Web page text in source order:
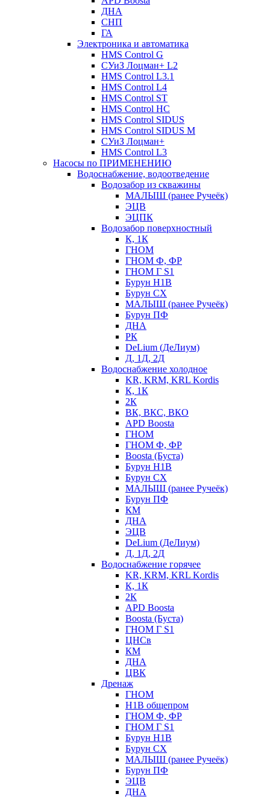
ДНА
СНП
ГА
Электроника и автоматика
HMS Control G
СУиЗ Лоцман+ L2
HMS Control L3.1
HMS Control L4
HMS Control ST
HMS Control HC
HMS Control SIDUS
HMS Control SIDUS M
СУиЗ Лоцман+
HMS Control L3
Насосы по ПРИМЕНЕНИЮ
Водоснабжение, водоотведение
Водозабор из скважины
МАЛЫШ (ранее Ручеёк)
ЭЦВ
ЭЦПК
Водозабор поверхностный
К, 1К
ГНОМ
ГНОМ Ф, ФР
ГНОМ Г S1
Бурун Н1В
Бурун СХ
МАЛЫШ (ранее Ручеёк)
Бурун ПФ
ДНА
РК
DeLium (ДеЛиум)
Д, 1Д, 2Д
Водоснабжение холодное
KR, KRM, KRL Kordis
К, 1К
2К
ВК, ВКС, ВКО
APD Boosta
ГНОМ
ГНОМ Ф, ФР
Boosta (Буста)
Бурун Н1В
Бурун СХ
МАЛЫШ (ранее Ручеёк)
Бурун ПФ
КМ
ДНА
ЭЦВ
DeLium (ДеЛиум)
Д, 1Д, 2Д
Водоснабжение горячее
KR, KRM, KRL Kordis
К, 1К
2К
APD Boosta
Boosta (Буста)
ГНОМ Г S1
ЦНСв
КМ
ДНА
ЦВК
Дренаж
ГНОМ
Н1В общепром
ГНОМ Ф, ФР
ГНОМ Г S1
Бурун Н1В
Бурун СХ
МАЛЫШ (ранее Ручеёк)
Бурун ПФ
ЭЦВ
ДНА